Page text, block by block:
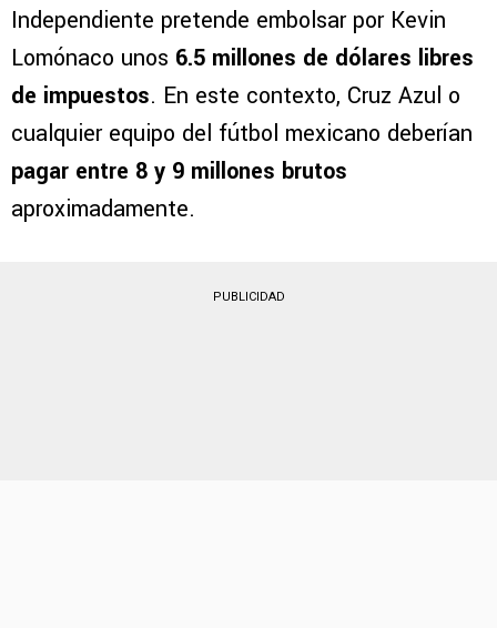
Independiente pretende embolsar por Kevin
Lomónaco unos 6.5 millones de dólares libres
de impuestos. En este contexto, Cruz Azul o
cualquier equipo del fútbol mexicano deberían
pagar entre 8 y 9 millones brutos
aproximadamente.
PUBLICIDAD